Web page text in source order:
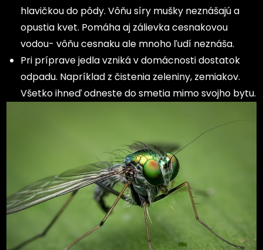
hlavičkou do pôdy. Vôňu síry mušky neznášajú a
opustia kvet. Pomáha aj zálievka cesnakovou
vodou- vôňu cesnaku ale mnoho ľudí neznáša.
Pri príprave jedla vzniká v domácnosti dostatok
odpadu. Napríklad z čistenia zeleniny, zemiakov.
Všetko ihneď odneste do smetia mimo svojho bytu.